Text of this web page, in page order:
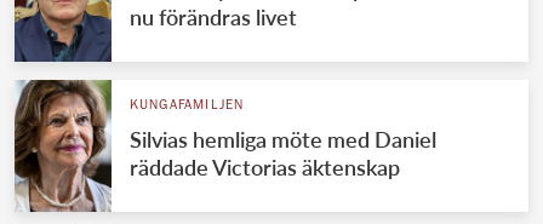
nu förändras livet
KUNGAFAMILJEN
Silvias hemliga möte med Daniel
räddade Victorias äktenskap